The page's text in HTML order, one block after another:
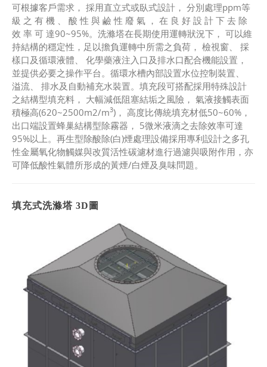
可根據客戶需求， 採用直立式或臥式設計， 分別處理ppm等
級 之 有 機 、 酸 性 與 鹼 性 廢 氣 ， 在 良 好 設 計 下 去 除
效 率 可 達90~95%。洗滌塔在長期使用運轉狀況下， 可以維
持結構的穩定性，足以擔負運轉中所需之負荷， 檢視窗、 採
樣口及循環液體、 化學藥液注入口及排水口配合機能設置，
並提供必要之操作平台。循環水槽內部設置水位控制裝置、
溢流、 排水及自動補充水裝置。填充段可搭配採用特殊設計
之結構型填充料， 大幅減低阻塞結垢之風險， 氣液接觸表面
積極高(620~2500m2/m3)， 高度比傳統填充材低50~60%，
出口端設置蜂巢結構型除霧器， 5微米液滴之去除效率可達
95%以上。再生型除酸除(白)煙處理設備採用專利設計之多孔
性金屬氧化物觸媒與改質活性碳濾材進行過濾與吸附作用，亦
可降低酸性氣體所形成的黃煙/白煙及臭味問題。
填充式洗滌塔 3D圖